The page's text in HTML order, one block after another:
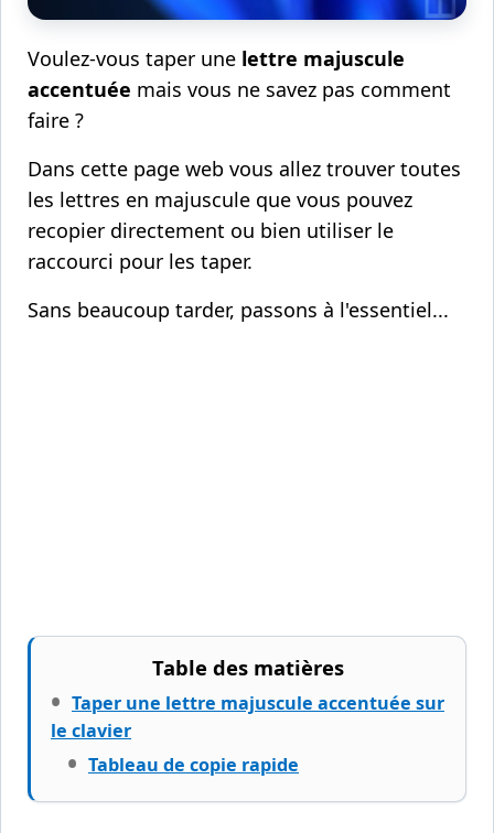
Voulez-vous taper une lettre majuscule
accentuée mais vous ne savez pas comment
faire ?
Dans cette page web vous allez trouver toutes
les lettres en majuscule que vous pouvez
recopier directement ou bien utiliser le
raccourci pour les taper.
Sans beaucoup tarder, passons à l'essentiel...
Table des matières
Taper une lettre majuscule accentuée sur
le clavier
Tableau de copie rapide